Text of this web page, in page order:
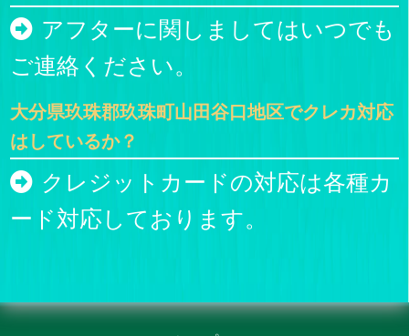
アフターに関しましてはいつでも
ご連絡ください。
大分県玖珠郡玖珠町山田谷口地区でクレカ対応
はしているか？
クレジットカードの対応は各種カ
ード対応しております。